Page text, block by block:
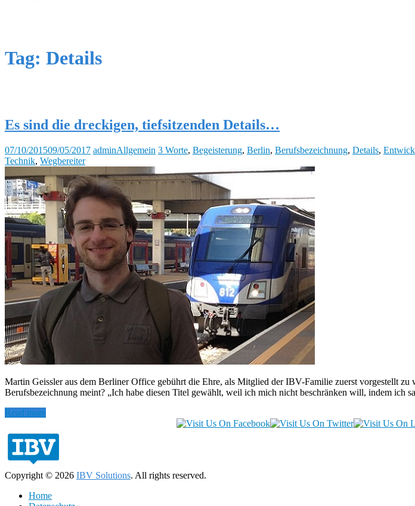
Tag: Details
Es sind die dreckigen, tiefsitzenden Details…
07/10/201509/05/2017 adminAllgemein 3 Worte, Begeisterung, Berlin, Berufsbezeichnung, Details,
Technik, Wegbereiter
Martin Geissler aus dem Berliner Office gebührt die Ehre, als Mitglied der IBV-Familie zuerst vorgestellt
Berufsbezeichnung meint? „Ich habe diesen Titel gewählt, weil ich mich nicht beschränken will, indem ich
Read more
Copyright © 2026 IBV Solutions. All rights reserved.
Home